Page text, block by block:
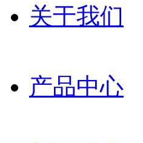
关于我们
产品中心